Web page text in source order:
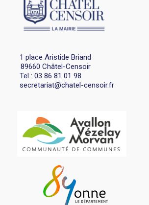
1 place Aristide Briand
89660 Châtel-Censoir
Tel : 03 86 81 01 98
secretariat@chatel-censoir.fr